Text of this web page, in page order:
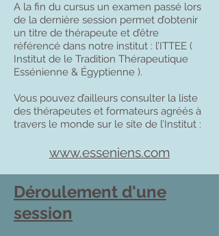
A la fin du cursus un examen passé lors
de la dernière session permet d’obtenir
un titre de thérapeute et d’être
référencé dans notre institut : l’ITTEE (
Institut de le Tradition Thérapeutique
Essénienne & Égyptienne ).
Vous pouvez d’ailleurs consulter la liste
des thérapeutes et formateurs agréés à
travers le monde sur le site de l’Institut :
www.esseniens.com
Déroulement d'une
session